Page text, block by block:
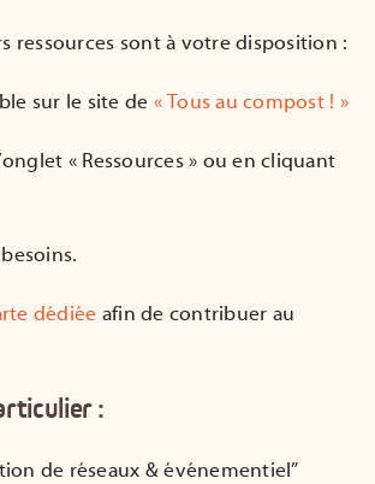
ressources sont à votre disposition :
sur le site de « Tous au compost ! »
« Ressources » ou en cliquant
dédiée afin de contribuer au
:
de réseaux & événementiel”